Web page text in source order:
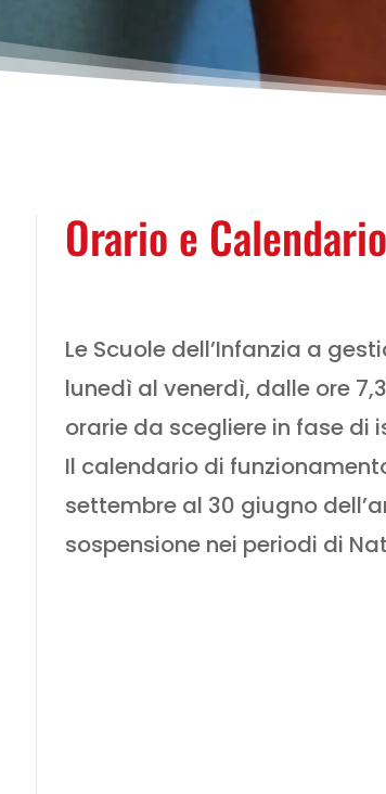
Orario e Calendario
Le Scuole dell’Infanzia a
lunedì al venerdì, dalle ore
orarie da scegliere in fase di
Il calendario di
settembre al 30 giugno
sospensione nei periodi di